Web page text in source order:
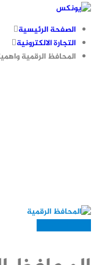
الصفحة الرئيسية
التجارة الالكترونية
المحافظ الرقمية